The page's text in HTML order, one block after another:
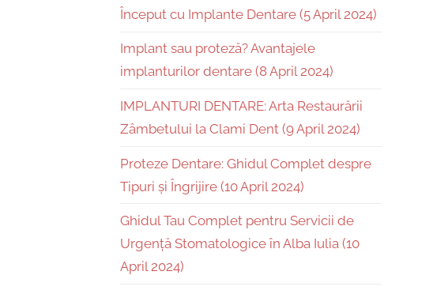
Început cu Implante Dentare (5 April 2024)
Implant sau proteză? Avantajele
implanturilor dentare (8 April 2024)
IMPLANTURI DENTARE: Arta Restaurării
Zâmbetului la Clami Dent (9 April 2024)
Proteze Dentare: Ghidul Complet despre
Tipuri și Îngrijire (10 April 2024)
Ghidul Tau Complet pentru Servicii de
Urgență Stomatologice în Alba Iulia (10
April 2024)